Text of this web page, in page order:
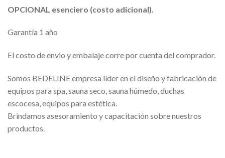
OPCIONAL esenciero (costo adicional).
Garantía 1 año
El costo de envio y embalaje corre por cuenta del comprador.
Somos BEDELINE empresa líder en el diseño y fabricación de
equipos para spa, sauna seco, sauna húmedo, duchas
escocesa, equipos para estética.
Brindamos asesoramiento y capacitación sobre nuestros
productos.